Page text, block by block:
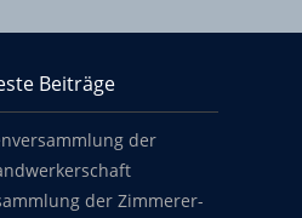
Beiträge
der
der Zimmerer-